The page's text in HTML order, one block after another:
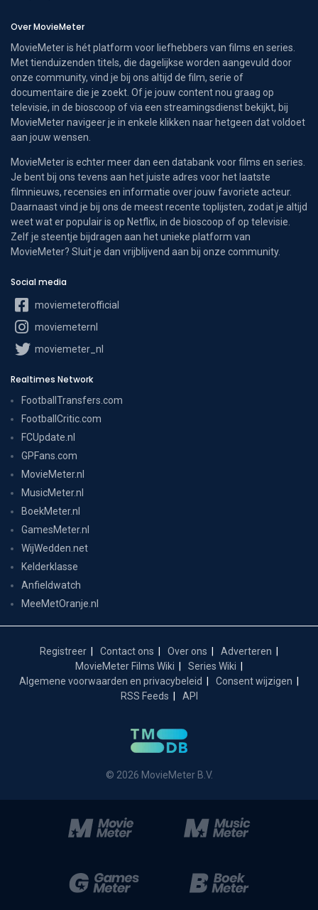
Over MovieMeter
MovieMeter is hét platform voor liefhebbers van films en series.
Met tienduizenden titels, die dagelijkse worden aangevuld door
onze community, vind je bij ons altijd de film, serie of
documentaire die je zoekt. Of je jouw content nou graag op
televisie, in de bioscoop of via een streamingsdienst bekijkt, bij
MovieMeter navigeer je in enkele klikken naar hetgeen dat voldoet
aan jouw wensen.
MovieMeter is echter meer dan een databank voor films en series.
Je bent bij ons tevens aan het juiste adres voor het laatste
filmnieuws, recensies en informatie over jouw favoriete acteur.
Daarnaast vind je bij ons de meest recente toplijsten, zodat je altijd
weet wat er populair is op Netflix, in de bioscoop of op televisie.
Zelf je steentje bijdragen aan het unieke platform van
MovieMeter? Sluit je dan vrijblijvend aan bij onze community.
Social media
moviemeterofficial
moviemeternl
moviemeter_nl
Realtimes Network
FootballTransfers.com
FootballCritic.com
FCUpdate.nl
GPFans.com
MovieMeter.nl
MusicMeter.nl
BoekMeter.nl
GamesMeter.nl
WijWedden.net
Kelderklasse
Anfieldwatch
MeeMetOranje.nl
Registreer Contact ons Over ons
Adverteren
MovieMeter Films Wiki
Series Wiki
Algemene voorwaarden en privacybeleid
Consent wijzigen
RSS Feeds
API
© 2026 MovieMeter B.V.